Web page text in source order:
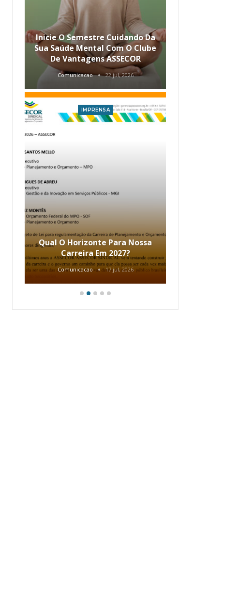
Inicie O Semestre Cuidando Da
Sua Saúde Mental Com O Clube
De Vantagens ASSECOR
Comunicacao 22 jul, 2026
IMPRENSA
Qual O Horizonte Para Nossa
Carreira Em 2027?
Comunicacao 17 jul, 2026